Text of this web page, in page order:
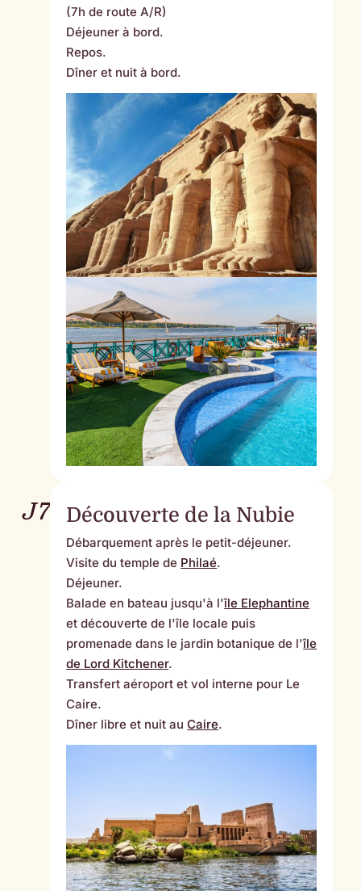
(7h de route A/R)
Déjeuner à bord.
Repos.
Dîner et nuit à bord.
J7 Découverte de la Nubie
Débarquement après le petit-déjeuner.
Visite du temple de Philaé.
Déjeuner.
Balade en bateau jusqu'à l'île Elephantine
et découverte de l'île locale puis
promenade dans le jardin botanique de l'île
de Lord Kitchener.
Transfert aéroport et vol interne pour Le
Caire.
Dîner libre et nuit auCaire.